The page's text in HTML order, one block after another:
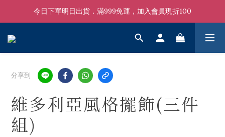
今日下單明日出貨．滿999免運，加入會員現折100
分享到
維多利亞風格擺飾(三件
組)